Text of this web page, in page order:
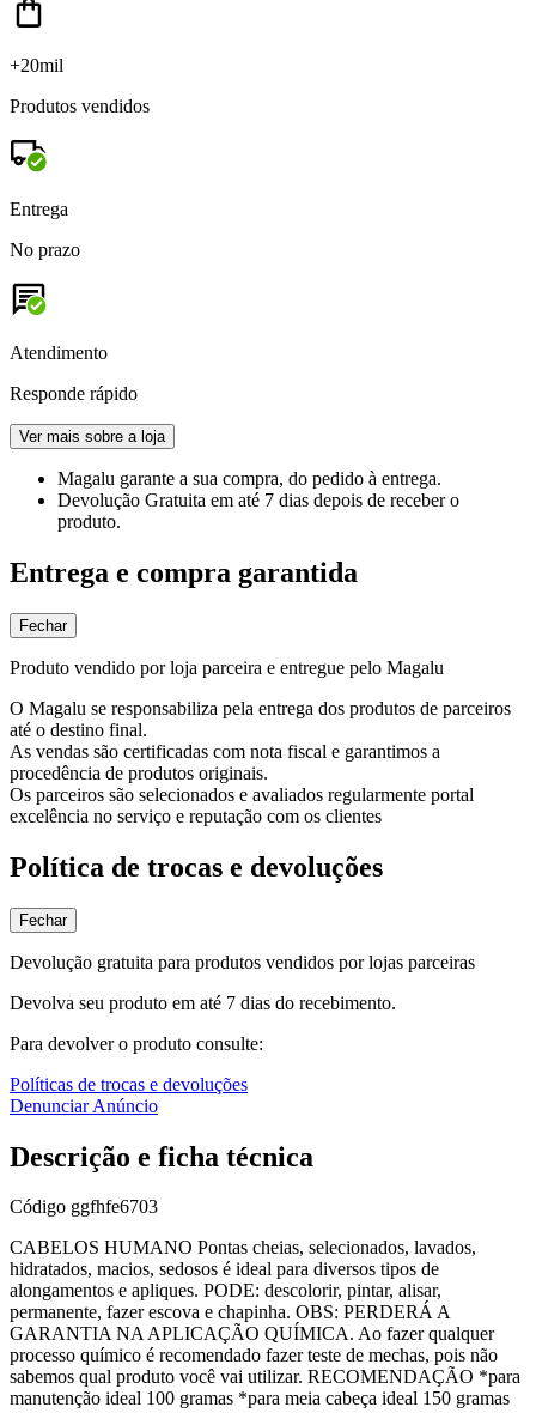
+20mil
Produtos vendidos
Entrega
No prazo
Atendimento
Responde rápido
Ver mais sobre a loja
Magalu garante a sua compra, do pedido à entrega.
Devolução Gratuita em até 7 dias depois de receber o
produto.
Entrega e compra garantida
Fechar
Produto vendido por loja parceira e entregue pelo Magalu
O Magalu se responsabiliza pela entrega dos produtos de parceiros
até o destino final.
As vendas são certificadas com nota fiscal e garantimos a
procedência de produtos originais.
Os parceiros são selecionados e avaliados regularmente portal
excelência no serviço e reputação com os clientes
Política de trocas e devoluções
Fechar
Devolução gratuita para produtos vendidos por lojas parceiras
Devolva seu produto em até 7 dias do recebimento.
Para devolver o produto consulte:
Políticas de trocas e devoluções
Denunciar Anúncio
Descrição e ficha técnica
Código ggfhfe6703
CABELOS HUMANO Pontas cheias, selecionados, lavados,
hidratados, macios, sedosos é ideal para diversos tipos de
alongamentos e apliques. PODE: descolorir, pintar, alisar,
permanente, fazer escova e chapinha. OBS: PERDERÁ A
GARANTIA NA APLICAÇÃO QUÍMICA. Ao fazer qualquer
processo químico é recomendado fazer teste de mechas, pois não
sabemos qual produto você vai utilizar. RECOMENDAÇÃO *para
manutenção ideal 100 gramas *para meia cabeça ideal 150 gramas